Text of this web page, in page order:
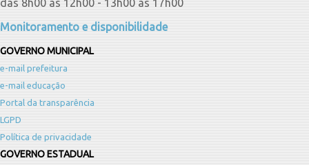
Monitoramento e disponibilidade
GOVERNO MUNICIPAL
e-mail prefeitura
e-mail educação
Portal da transparência
LGPD
Política de privacidade
GOVERNO ESTADUAL